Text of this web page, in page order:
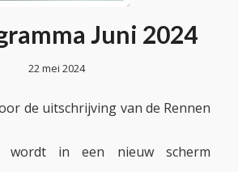
Juni 2024
22 mei 2024
de uitschrijving van de Rennen
wordt in een nieuw scherm